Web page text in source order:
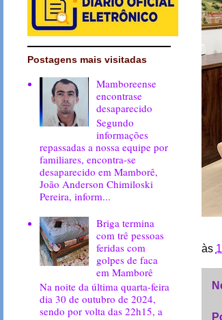
às
Postagens mais visitadas
Mamboreense
encontrase
desaparecido
Segundo
informações
repassadas a nossa equipe por
familiares, encontra-se
desaparecido em Mamborê,
João Anderson Chimiloski
Pereira, inform...
Briga termina
com trê pessoas
feridas com
golpes de faca
em Mamborê
Na noite da última quarta-feira
dia 30 de outubro de 2024,
sendo por volta das 22h15, a